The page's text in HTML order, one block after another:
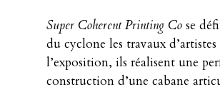
Super Coherent Printing Co se
du cyclone les travaux
l’exposition, ils réalisent une
construction d’une cabane